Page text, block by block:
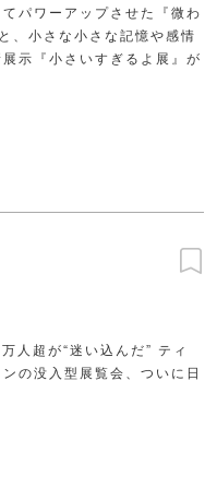
パワーアップさせた『微わ
、小さな小さな記憶や感情
示『小さいすぎるよ展』が
人超が“迷い込んだ” ティ
の没入型展覧会、ついに日